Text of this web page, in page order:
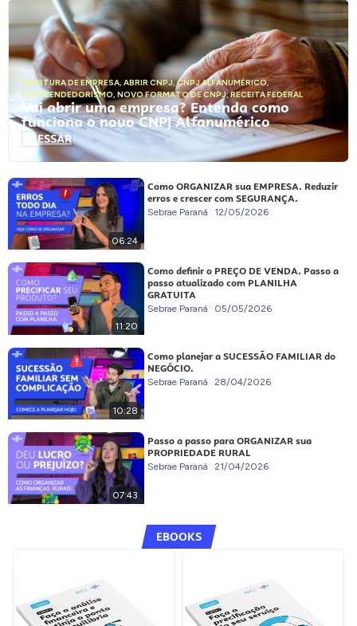
ABERTURA DE EMPRESA, ABRIR CNPJ,CNPJ ALFANUMÉRICO,
EMPREENDEDORISMO, NOVO FORMATO DE CNPJ,RECEITA FEDERAL
Vai abrir uma empresa? Entenda como
funciona o novo CNPJ Alfanumérico
ACESSAR
06:24
Como ORGANIZAR sua EMPRESA. Reduzir
erros e crescer com SEGURANÇA.
Sebrae Paraná 12/05/2026
11:20
Como definir o PREÇO DE VENDA. Passo a
passo atualizado com PLANILHA
GRATUITA
Sebrae Paraná 05/05/2026
10:28
Como planejar a SUCESSÃO FAMILIAR do
NEGÓCIO.
Sebrae Paraná 28/04/2026
07:43
Passo a passo para ORGANIZAR sua
PROPRIEDADE RURAL
Sebrae Paraná 21/04/2026
EBOOKS